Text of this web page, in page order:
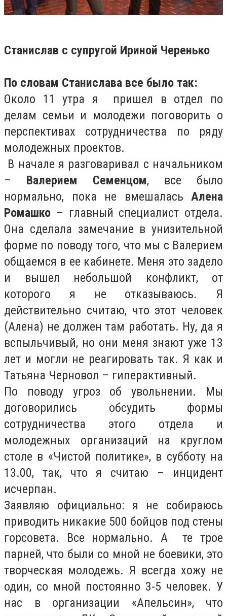
Станислав с супругой Ириной Черенько
По словам Станислава все было так:
Около 11 утра я пришел в отдел по
делам семьи и молодежи поговорить о
перспективах сотрудничества по ряду
молодежных проектов.
В начале я разговаривал с начальником
– Валерием Семенцом, все было
нормально, пока не вмешалась Алена
Ромашко – главный специалист отдела.
Она сделала замечание в унизительной
форме по поводу того, что мы с Валерием
общаемся в ее кабинете. Меня это задело
и вышел небольшой конфликт, от
которого я не отказываюсь. Я
действительно считаю, что этот человек
(Алена) не должен там работать. Ну, да я
вспыльчивый, но они меня знают уже 13
лет и могли не реагировать так. Я как и
Татьяна Черновол – гиперактивный.
По поводу угроз об увольнении. Мы
договорились обсудить формы
сотрудничества этого отдела и
молодежных организаций на круглом
столе в «Чистой политике», в субботу на
13.00, так, что я считаю – инцидент
исчерпан.
Заявляю официально: я не собираюсь
приводить никакие 500 бойцов под стены
горсовета. Все нормально. А те трое
парней, что были со мной не боевики, это
творческая молодежь. Я всегда хожу не
один, со мной постоянно 3-5 человек. У
нас в организации «Апельсин», что